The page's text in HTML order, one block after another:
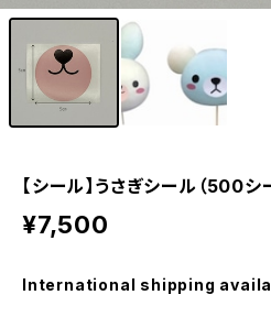
【シール】うさぎシール（500シ
¥7,500
International shipping